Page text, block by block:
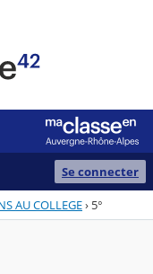
Se connecter
AU COLLEGE› 5°